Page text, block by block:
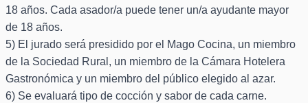
18 años. Cada asador/a puede tener un/a ayudante mayor
de 18 años.
5) El jurado será presidido por el Mago Cocina, un miembro
de la Sociedad Rural, un miembro de la Cámara Hotelera
Gastronómica y un miembro del público elegido al azar.
6) Se evaluará tipo de cocción y sabor de cada carne.